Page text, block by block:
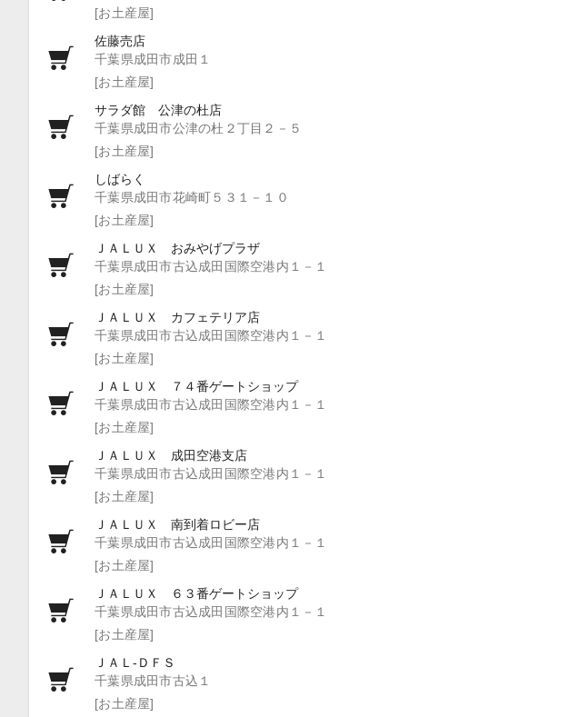
[お土産屋]
佐藤売店
千葉県成田市成田１
[お土産屋]
サラダ館 公津の杜店
千葉県成田市公津の杜２丁目２－５
[お土産屋]
しばらく
千葉県成田市花崎町５３１－１０
[お土産屋]
ＪＡＬＵＸ おみやげプラザ
千葉県成田市古込成田国際空港内１－１
[お土産屋]
ＪＡＬＵＸ カフェテリア店
千葉県成田市古込成田国際空港内１－１
[お土産屋]
ＪＡＬＵＸ ７４番ゲートショップ
千葉県成田市古込成田国際空港内１－１
[お土産屋]
ＪＡＬＵＸ 成田空港支店
千葉県成田市古込成田国際空港内１－１
[お土産屋]
ＪＡＬＵＸ 南到着ロビー店
千葉県成田市古込成田国際空港内１－１
[お土産屋]
ＪＡＬＵＸ ６３番ゲートショップ
千葉県成田市古込成田国際空港内１－１
[お土産屋]
ＪＡＬ‐ＤＦＳ
千葉県成田市古込１
[お土産屋]